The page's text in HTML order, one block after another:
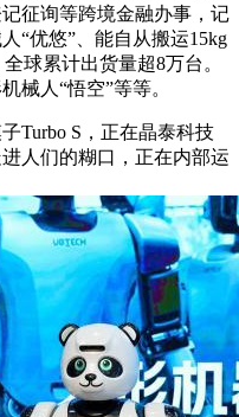
征询等跨境金融办事，记
“优悠”、能自从搬运15kg
球累计出货量超8万台。
械人“悟空”等等。
S，正在晶泰科技
人们的糊口，正在内部运